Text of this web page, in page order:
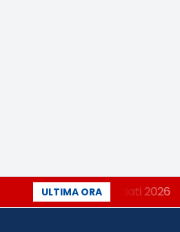
ULTIMA ORA
Cosa dicono i dati 2026